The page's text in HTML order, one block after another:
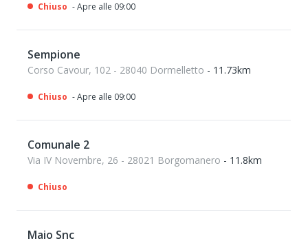
Chiuso - Apre alle 09:00
Sempione
Corso Cavour, 102 - 28040 Dormelletto - 11.73km
Chiuso - Apre alle 09:00
Comunale 2
Via IV Novembre, 26 - 28021 Borgomanero - 11.8km
Chiuso
Maio Snc